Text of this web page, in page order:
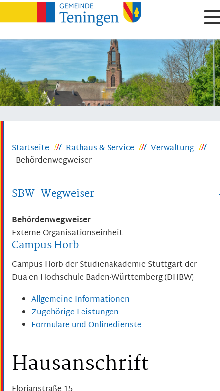
Startseite Rathaus & Service
Verwaltung
Behördenwegweiser
SBW-Wegweiser
Behördenwegweiser
Externe Organisationseinheit
Campus Horb
Campus Horb der Studienakademie Stuttgart der
Dualen Hochschule Baden-Württemberg (DHBW)
Allgemeine Informationen
Zugehörige Leistungen
Formulare und Onlinedienste
Hausanschrift